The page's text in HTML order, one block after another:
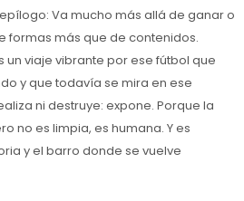
Va mucho más allá de ganar o
más que de contenidos.
viaje vibrante por ese fútbol que
y que todavía se mira en ese
ni destruye: expone. Porque la
no es limpia, es humana. Y es
y el barro donde se vuelve